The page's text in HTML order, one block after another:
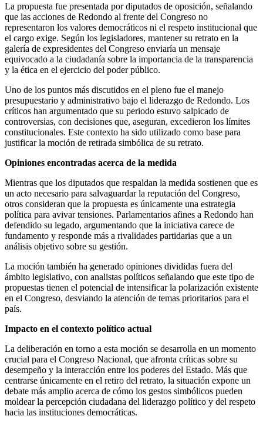
La propuesta fue presentada por diputados de oposición, señalando
que las acciones de Redondo al frente del Congreso no
representaron los valores democráticos ni el respeto institucional que
el cargo exige. Según los legisladores, mantener su retrato en la
galería de expresidentes del Congreso enviaría un mensaje
equivocado a la ciudadanía sobre la importancia de la transparencia
y la ética en el ejercicio del poder público.
Uno de los puntos más discutidos en el pleno fue el manejo
presupuestario y administrativo bajo el liderazgo de Redondo. Los
críticos han argumentado que su periodo estuvo salpicado de
controversias, con decisiones que, aseguran, excedieron los límites
constitucionales. Este contexto ha sido utilizado como base para
justificar la moción de retirada simbólica de su retrato.
Opiniones encontradas acerca de la medida
Mientras que los diputados que respaldan la medida sostienen que es
un acto necesario para salvaguardar la reputación del Congreso,
otros consideran que la propuesta es únicamente una estrategia
política para avivar tensiones. Parlamentarios afines a Redondo han
defendido su legado, argumentando que la iniciativa carece de
fundamento y responde más a rivalidades partidarias que a un
análisis objetivo sobre su gestión.
La moción también ha generado opiniones divididas fuera del
ámbito legislativo, con analistas políticos señalando que este tipo de
propuestas tienen el potencial de intensificar la polarización existente
en el Congreso, desviando la atención de temas prioritarios para el
país.
Impacto en el contexto político actual
La deliberación en torno a esta moción se desarrolla en un momento
crucial para el Congreso Nacional, que afronta críticas sobre su
desempeño y la interacción entre los poderes del Estado. Más que
centrarse únicamente en el retiro del retrato, la situación expone un
debate más amplio acerca de cómo los gestos simbólicos pueden
moldear la percepción ciudadana del liderazgo político y del respeto
hacia las instituciones democráticas.